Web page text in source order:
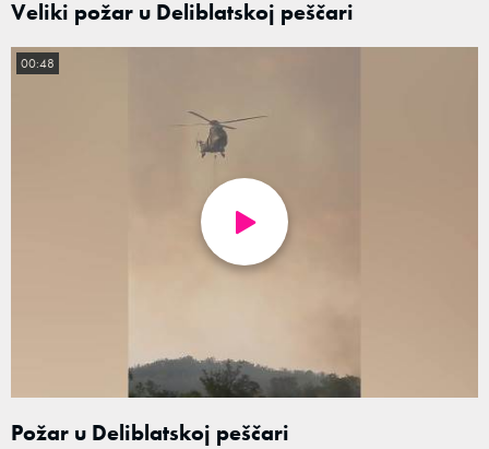
Veliki požar u Deliblatskoj peščari
Požar u Deliblatskoj peščari
00:48